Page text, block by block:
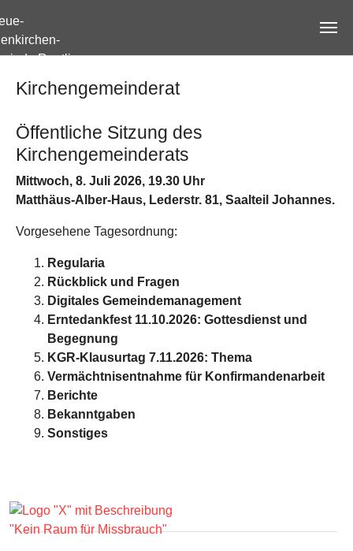
Kirchengemeinderat
Öffentliche Sitzung des
Kirchengemeinderats
Mittwoch, 8. Juli 2026, 19.30 Uhr
Matthäus-Alber-Haus, Lederstr. 81, Saalteil Johannes.
Vorgesehene Tagesordnung:
Regularia
Rückblick und Fragen
Digitales Gemeindemanagement
Erntedankfest 11.10.2026: Gottesdienst und
Begegnung
KGR-Klausurtag 7.11.2026: Thema
Vermächtnisentnahme für Konfirmandenarbeit
Berichte
Bekanntgaben
Sonstiges